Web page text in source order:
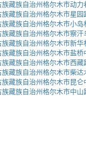
藏族自治州格尔木市动力
藏族自治州格尔木市星园
藏族自治州格尔木市小岛
藏族自治州格尔木市察
藏族自治州格尔木市新华
藏族自治州格尔木市盐
藏族自治州格尔木市西藏
藏族自治州格尔木市柴
藏族自治州格尔木市昆
藏族自治州格尔木市中山